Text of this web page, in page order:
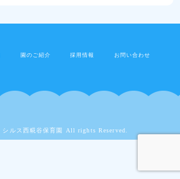
園のご紹介 採用情報 お問い合わせ
ルス西糀谷保育園 All rights Reserved.